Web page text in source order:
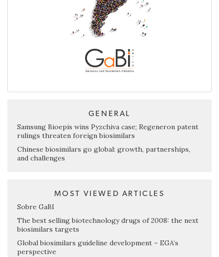
GENERAL
Samsung Bioepis wins Pyzchiva case; Regeneron patent
rulings threaten foreign biosimilars
Chinese biosimilars go global: growth, partnerships,
and challenges
MOST VIEWED ARTICLES
Sobre GaBI
The best selling biotechnology drugs of 2008: the next
biosimilars targets
Global biosimilars guideline development – EGA’s
perspective